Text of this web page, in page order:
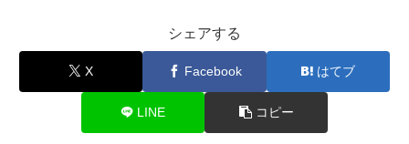
シェアする
X Facebook はてブ
LINE コピー